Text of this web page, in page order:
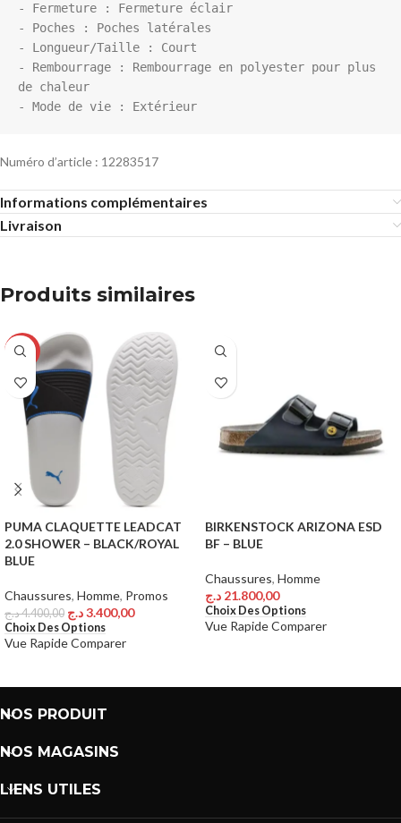
- Fermeture : Fermeture éclair
- Poches : Poches latérales
- Longueur/Taille : Court
- Rembourrage : Rembourrage en polyester pour plus
de chaleur
Numéro d’article : 12283517
Informations complémentaires
Livraison
Produits similaires
-23%
PUMA CLAQUETTE LEADCAT
2.0 SHOWER – BLACK/ROYAL
BLUE
Chaussures, Homme, Promos
4.400,00د.ج 3.400,00د.ج
Choix Des Options
Vue RapideComparer
BIRKENSTOCK ARIZONA ESD
BF – BLUE
Chaussures, Homme
21.800,00 د.ج
Choix Des Options
Vue RapideComparer
NOS PRODUIT
NOS MAGASINS
LIENS UTILES